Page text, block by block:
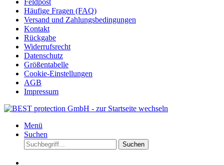
Feldpost
Häufige Fragen (FAQ)
Versand und Zahlungsbedingungen
Kontakt
Rückgabe
Widerrufsrecht
Datenschutz
Größentabelle
Cookie-Einstellungen
AGB
Impressum
Menü
Suchen
Suchen